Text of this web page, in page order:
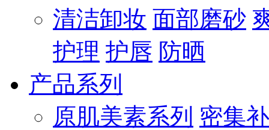
清洁卸妆 面部磨砂
护理 护唇 防晒
产品系列
原肌美素系列 密集